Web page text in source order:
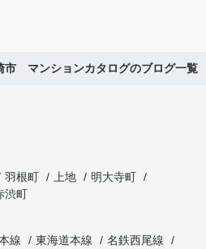
市 マンションカタログのブログ一覧
羽根町 上地
明大寺町
渋町
線 東海道本線
名鉄西尾線